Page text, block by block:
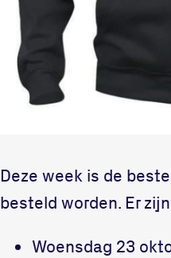
Deze week is de
besteld worden. Er
Woensdag 23